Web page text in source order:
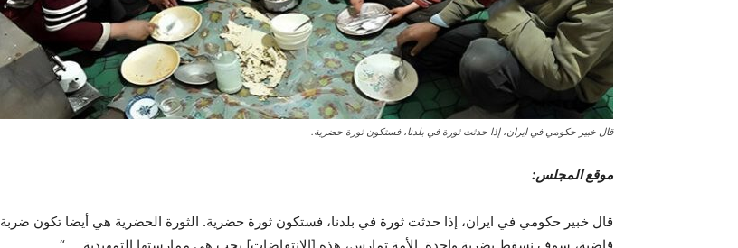
قال خبیر حکومي في ایران، إذا حدثت ثورة في بلدنا، فستكون ثورة حضرية.
موقع المجلس:
قال خبیر حکومي في ایران، إذا حدثت ثورة في بلدنا، فستكون ثورة حضرية. الثورة الحضرية هي أيضا تكون ضربة